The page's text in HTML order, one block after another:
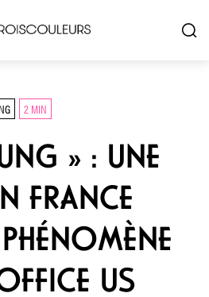
2 MIN
» : UNE
FRANCE
US